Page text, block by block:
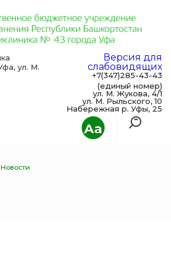
Aa
ул. М.
Версия для
слабовидящих
+7(347)285-43-43
(единый номер)
ул. М. Жукова, 4/1
ул. М. Рыльского, 10
Набережная р. Уфы, 25
Новости